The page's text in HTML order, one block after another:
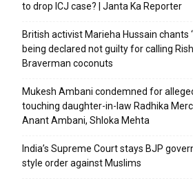
to drop ICJ case? | Janta Ka Reporter
British activist Marieha Hussain chants
being declared not guilty for calling
Braverman coconuts
Mukesh Ambani condemned for
touching daughter-in-law Radhika
Anant Ambani, Shloka Mehta
India’s Supreme Court stays BJP
style order against Muslims